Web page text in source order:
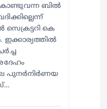
ബിൽ
കെ
പുനർനിർണയ